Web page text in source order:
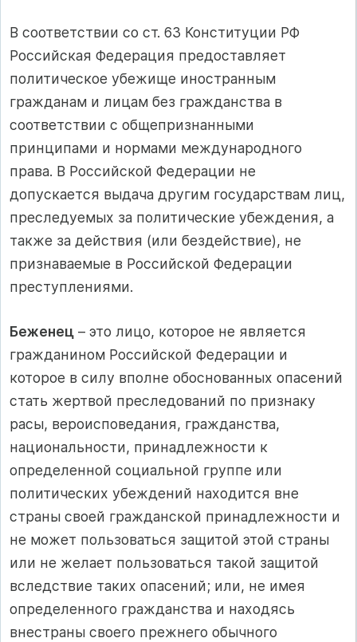
В соответствии со ст. 63 Конституции РФ
Российская Федерация предоставляет
политическое убежище иностранным
гражданам и лицам без гражданства в
соответствии с общепризнанными
принципами и нормами международного
права. В Российской Федерации не
допускается выдача другим государствам лиц,
преследуемых за политические убеждения, а
также за действия (или бездействие), не
признаваемые в Российской Федерации
преступлениями.
Беженец – это лицо, которое не является
гражданином Российской Федерации и
которое в силу вполне обоснованных опасений
стать жертвой преследований по признаку
расы, вероисповедания, гражданства,
национальности, принадлежности к
определенной социальной группе или
политических убеждений находится вне
страны своей гражданской принадлежности и
не может пользоваться защитой этой страны
или не желает пользоваться такой защитой
вследствие таких опасений; или, не имея
определенного гражданства и находясь
внестраны своего прежнего обычного